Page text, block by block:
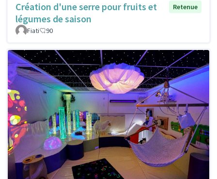
Création d'une serre pour fruits et
légumes de saison
Retenue
Fiati 90